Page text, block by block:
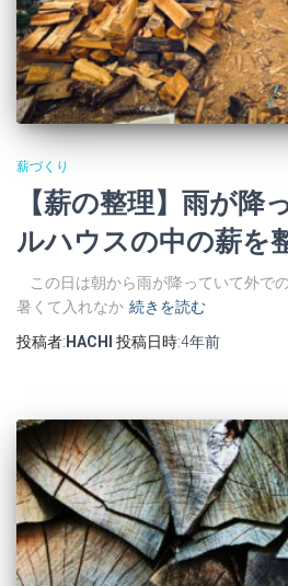
薪づくり
【薪の整理】雨が降
ルハウスの中の薪を
この日は朝から雨が降っていて外で
暑くて入れなか 続きを読む
投稿者: HACHI 投稿日時:4年前